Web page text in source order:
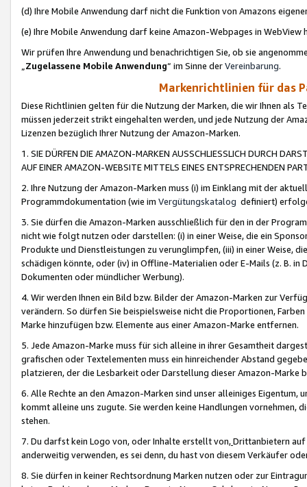
(d) Ihre Mobile Anwendung darf nicht die Funktion von Amazons
(e) Ihre Mobile Anwendung darf keine Amazon-Webpages in WebView
Wir prüfen Ihre Anwendung und benachrichtigen Sie, ob sie
„Zugelassene Mobile Anwendung“ im Sinne derVereinbarung.
Markenrichtlinien für das
Diese Richtlinien gelten für die Nutzung der Marken, die wir Ihnen als
müssen jederzeit strikt eingehalten werden, und jede Nutzung der
Lizenzen bezüglich Ihrer Nutzung der Amazon-Marken.
1. SIE DÜRFEN DIE AMAZON-MARKEN AUSSCHLIESSLICH DURCH
AUF EINER AMAZON-WEBSITE MITTELS EINES ENTSPRECHENDEN
2. Ihre Nutzung der Amazon-Marken muss (i) im Einklang mit der
Programmdokumentation (wie im Vergütungskatalog definiert)
3. Sie dürfen die Amazon-Marken ausschließlich für den in der
nicht wie folgt nutzen oder darstellen: (i) in einer Weise, die ein
Produkte und Dienstleistungen zu verunglimpfen, (iii) in einer Weise,
schädigen könnte, oder (iv) in Offline-Materialien oder E-Mails (z. B. in
Dokumenten oder mündlicher Werbung).
4. Wir werden Ihnen ein Bild bzw. Bilder der Amazon-Marken zur
verändern. So dürfen Sie beispielsweise nicht die Proportionen,
Marke hinzufügen bzw. Elemente aus einer Amazon-Marke entfernen.
5. Jede Amazon-Marke muss für sich alleine in ihrer Gesamtheit
grafischen oder Textelementen muss ein hinreichender Abstand
platzieren, der die Lesbarkeit oder Darstellung dieser Amazon-Marke
6. Alle Rechte an den Amazon-Marken sind unser alleiniges
kommt alleine uns zugute. Sie werden keine Handlungen vornehmen,
stehen.
7. Du darfst kein Logo von, oder Inhalte erstellt von,Drittanbietern auf
anderweitig verwenden, es sei denn, du hast von diesem Verkäufer
8. Sie dürfen in keiner Rechtsordnung Marken nutzen oder zur